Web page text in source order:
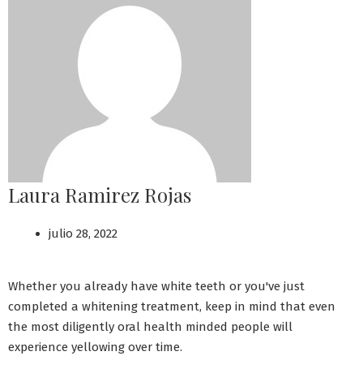
Laura Ramirez Rojas
julio 28, 2022
Whether you already have white teeth or you've just
completed a whitening treatment, keep in mind that even
the most diligently oral health minded people will
experience yellowing over time.